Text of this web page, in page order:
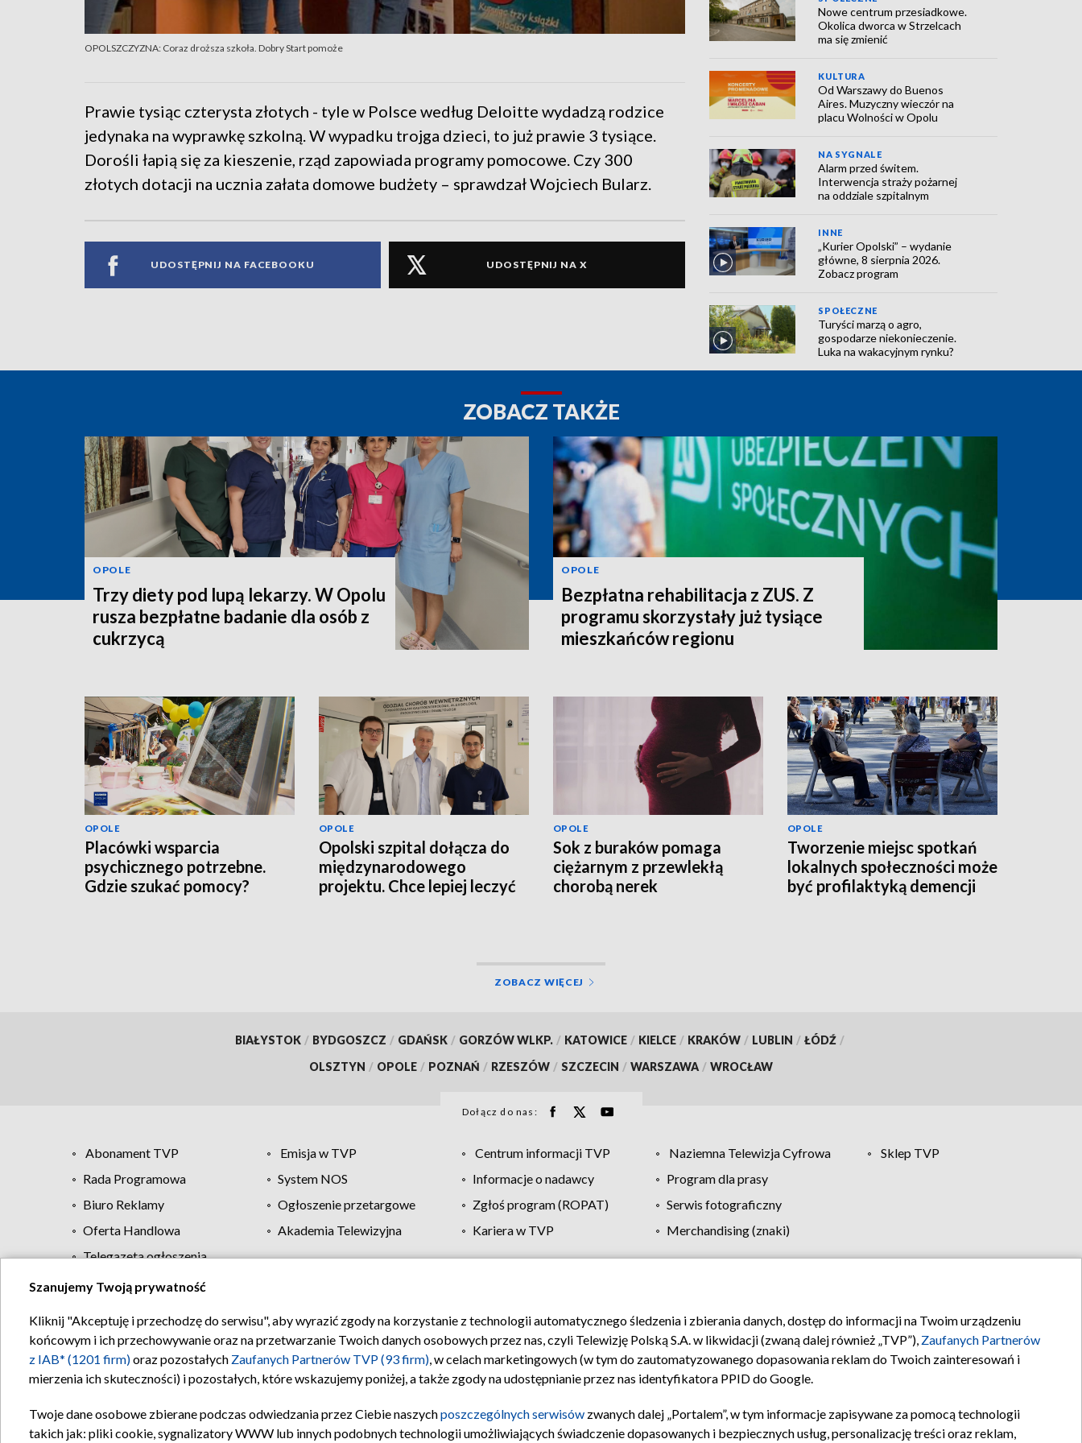
OPOLSZCZYZNA: Coraz droższa szkoła. Dobry Start pomoże
Prawie tysiąc czterysta złotych - tyle w Polsce według Deloitte wydadzą rodzice
jedynaka na wyprawkę szkolną. W wypadku trojga dzieci, to już prawie 3 tysiące.
Dorośli łapią się za kieszenie, rząd zapowiada programy pomocowe. Czy 300
złotych dotacji na ucznia załata domowe budżety – sprawdzał Wojciech Bularz.
UDOSTĘPNIJ NA FACEBOOKU UDOSTĘPNIJ NA X
Nowe centrum przesiadkowe.
Okolica dworca w Strzelcach
ma się zmienić
KULTURA
Od Warszawy do Buenos
Aires. Muzyczny wieczór na
placu Wolności w Opolu
NA SYGNALE
Alarm przed świtem.
Interwencja straży pożarnej
na oddziale szpitalnym
INNE
„Kurier Opolski” – wydanie
główne, 8 sierpnia 2026.
Zobacz program
SPOŁECZNE
Turyści marzą o agro,
gospodarze niekonieczenie.
Luka na wakacyjnym rynku?
ZOBACZ TAKŻE
OPOLE
Trzy diety pod lupą lekarzy. W Opolu
rusza bezpłatne badanie dla osób z
cukrzycą
OPOLE
Bezpłatna rehabilitacja z ZUS. Z
programu skorzystały już tysiące
mieszkańców regionu
OPOLE
Placówki wsparcia
psychicznego potrzebne.
Gdzie szukać pomocy?
OPOLE
Opolski szpital dołącza do
międzynarodowego
projektu. Chce lepiej leczyć
OPOLE
Sok z buraków pomaga
ciężarnym z przewlekłą
chorobą nerek
OPOLE
Tworzenie miejsc spotkań
lokalnych społeczności może
być profilaktyką demencji
ZOBACZ WIĘCEJ
BIAŁYSTOK / BYDGOSZCZ / GDAŃSK / GORZÓW WLKP. / KATOWICE / KIELCE / KRAKÓW / LUBLIN / ŁÓDŹ /
OLSZTYN / OPOLE / POZNAŃ / RZESZÓW / SZCZECIN / WARSZAWA / WROCŁAW
Dołącz do nas:
Abonament TVP Emisja w TVP Centrum informacji TVP Naziemna Telewizja Cyfrowa
Sklep TVP
Rada Programowa
System NOS Informacje o nadawcy
Program dla prasy
Biuro Reklamy
Ogłoszenie przetargowe Zgłoś program (ROPAT)
Serwis fotograficzny
Oferta Handlowa
Akademia Telewizyjna Kariera w TVP
Merchandising (znaki)
Telegazeta ogłoszenia
Regulamin TVP Polityka prywatności Moje zgody Pomoc Biuro reklamy Kontakt
Szanujemy Twoją prywatność
Kliknij "Akceptuję i przechodzę do serwisu", aby wyrazić zgody na korzystanie z technologii automatycznego śledzenia i zbierania danych, dostęp do informacji na Twoim urządzeniu
końcowym i ich przechowywanie oraz na przetwarzanie Twoich danych osobowych przez nas, czyli Telewizję Polską S.A. w likwidacji (zwaną dalej również „TVP”), Zaufanych Partnerów
z IAB* (1201 firm)oraz pozostałych Zaufanych Partnerów TVP (93 firm), w celach marketingowych (w tym do zautomatyzowanego dopasowania reklam do Twoich zainteresowań i
mierzenia ich skuteczności) i pozostałych, które wskazujemy poniżej, a także zgody na udostępnianie przez nas identyfikatora PPID do Google.
Twoje dane osobowe zbierane podczas odwiedzania przez Ciebie naszychposzczególnych serwisów zwanych dalej „Portalem”, w tym informacje zapisywane za pomocą technologii
takich jak: pliki cookie, sygnalizatory WWW lub innych podobnych technologii umożliwiających świadczenie dopasowanych i bezpiecznych usług, personalizację treści oraz reklam,